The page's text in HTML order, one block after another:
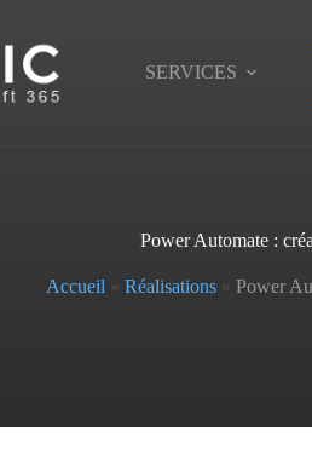
SERVICES
Power Automate :
Accueil » Réalisations» Power